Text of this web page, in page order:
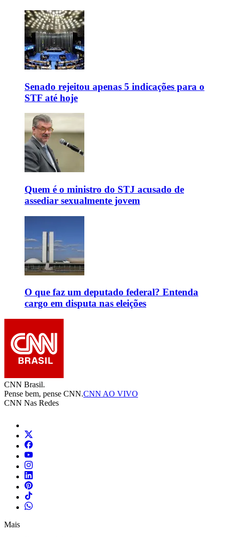
Senado rejeitou apenas 5 indicações para o
STF até hoje
Quem é o ministro do STJ acusado de
assediar sexualmente jovem
O que faz um deputado federal? Entenda
cargo em disputa nas eleições
CNN Brasil.
Pense bem, pense CNN.CNN AO VIVO
CNN Nas Redes
Mais